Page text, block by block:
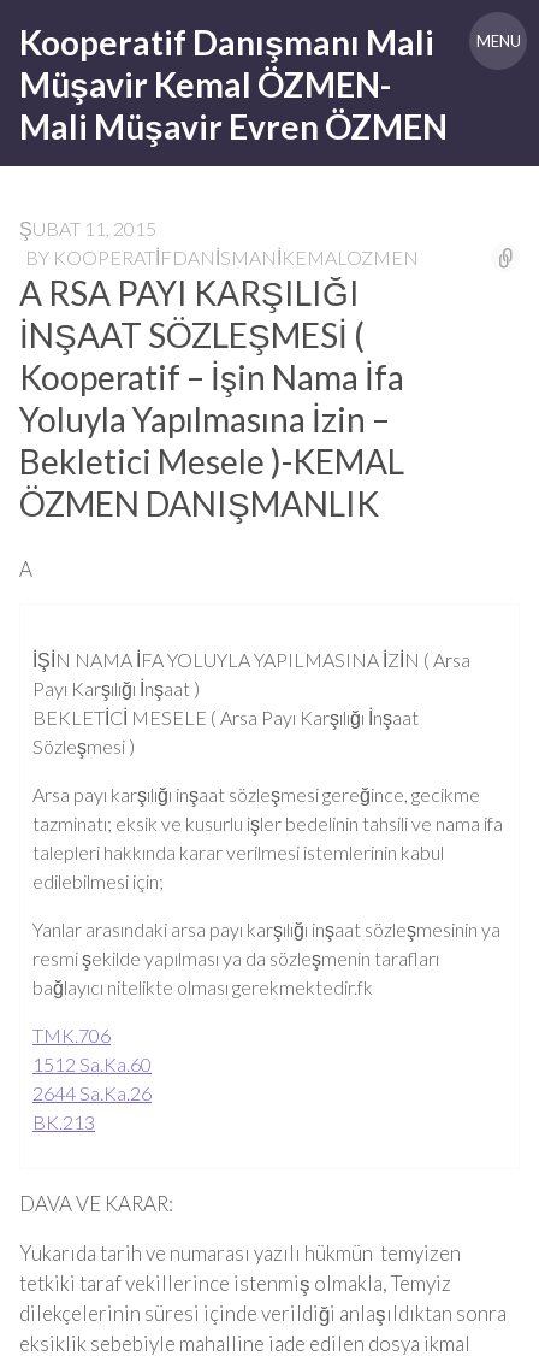
content
Kooperatif Danışmanı Mali
Müşavir Kemal ÖZMEN-
Mali Müşavir Evren ÖZMEN
MENU
ŞUBAT 11, 2015
BY KOOPERATIFDANISMANIKEMALOZMEN
A RSA PAYI KARŞILIĞI
İNŞAAT SÖZLEŞMESİ (
Kooperatif – İşin Nama İfa
Yoluyla Yapılmasına İzin –
Bekletici Mesele )-KEMAL
ÖZMEN DANIŞMANLIK
A
İŞİN NAMA İFA YOLUYLA YAPILMASINA İZİN ( Arsa
Payı Karşılığı İnşaat )
BEKLETİCİ MESELE ( Arsa Payı Karşılığı İnşaat
Sözleşmesi )
Arsa payı karşılığı inşaat sözleşmesi gereğince, gecikme
tazminatı; eksik ve kusurlu işler bedelinin tahsili ve nama ifa
talepleri hakkında karar verilmesi istemlerinin kabul
edilebilmesi için;
Yanlar arasındaki arsa payı karşılığı inşaat sözleşmesinin ya
resmi şekilde yapılması ya da sözleşmenin tarafları
bağlayıcı nitelikte olması gerekmektedir.fk
TMK.706
1512 Sa.Ka.60
2644 Sa.Ka.26
BK.213
DAVA VE KARAR:
Yukarıda tarih ve numarası yazılı hükmün temyizen
tetkiki taraf vekillerince istenmiş olmakla, Temyiz
dilekçelerinin süresi içinde verildiği anlaşıldıktan sonra
eksiklik sebebiyle mahalline iade edilen dosya ikmal